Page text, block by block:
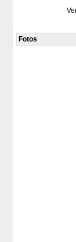
Fotos